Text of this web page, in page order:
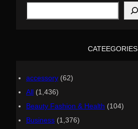
S
a
CATEEGORIES
accessory (62)
All (1,436)
Beauty Fashion & Health (104)
Business (1,376)